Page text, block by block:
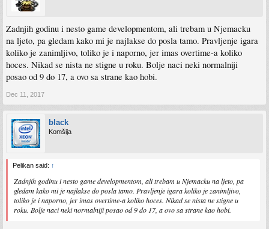
Zadnjih godinu i nesto game developmentom, ali trebam u Njemacku
na ljeto, pa gledam kako mi je najlakse do posla tamo. Pravljenje igara
koliko je zanimljivo, toliko je i naporno, jer imas overtime-a koliko
hoces. Nikad se nista ne stigne u roku. Bolje naci neki normalniji
posao od 9 do 17, a ovo sa strane kao hobi.
Dec 11, 2017
black
Komšija
Pelikan said: ↑
Zadnjih godinu i nesto game developmentom, ali trebam u Njemacku na ljeto, pa
gledam kako mi je najlakse do posla tamo. Pravljenje igara koliko je zanimljivo,
toliko je i naporno, jer imas overtime-a koliko hoces. Nikad se nista ne stigne u
roku. Bolje naci neki normalniji posao od 9 do 17, a ovo sa strane kao hobi.